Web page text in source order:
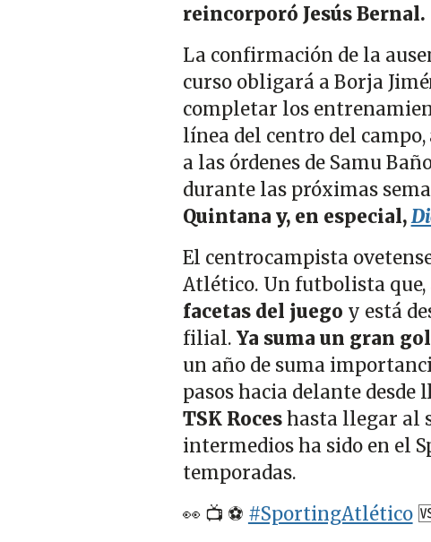
reincorporó Jesús Bernal.
La confirmación de la
curso obligará a Borja
completar los
línea del centro del
a las órdenes de Samu
durante las próximas
Quintana y, en especial,
El centrocampista
Atlético. Un futbolista que,
facetas del juego y está
filial. Ya suma un gran gol
un año de suma
pasos hacia delante desde
TSK Roceshasta llegar al
intermedios ha sido en el
temporadas.
👀 📺 ⚽️ #SportingAtlético